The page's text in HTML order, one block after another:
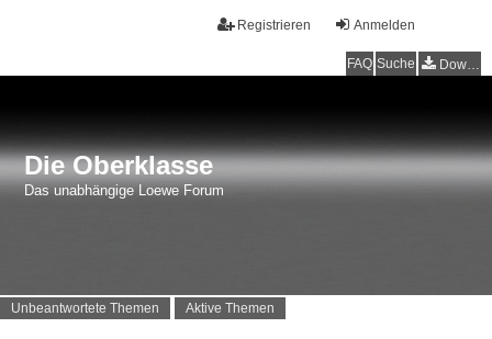
Anmelden
Registrieren
FAQ Suche Downloads
Die Oberklasse
Das unabhängige Loewe Forum
Unbeantwortete Themen Aktive Themen